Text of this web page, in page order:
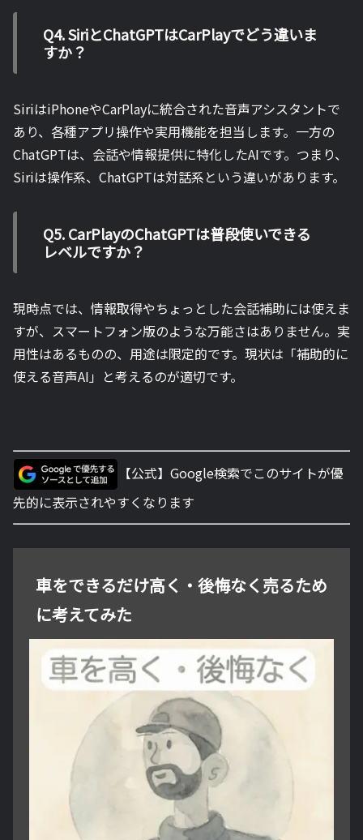
Q4. SiriとChatGPTはCarPlayでどう違いま
すか？
SiriはiPhoneやCarPlayに統合された音声アシスタントで
あり、各種アプリ操作や実用機能を担当します。一方の
ChatGPTは、会話や情報提供に特化したAIです。つまり、
Siriは操作系、ChatGPTは対話系という違いがあります。
Q5. CarPlayのChatGPTは普段使いできる
レベルですか？
現時点では、情報取得やちょっとした会話補助には使えま
すが、スマートフォン版のような万能さはありません。実
用性はあるものの、用途は限定的です。現状は「補助的に
使える音声AI」と考えるのが適切です。
【公式】Google検索でこのサイトが優
先的に表示されやすくなります
車をできるだけ高く・後悔なく売るため
に考えてみた